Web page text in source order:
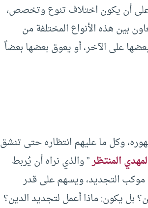
على أن يكون اختلاف تنوع وتخصص،
بين هذه الأنواع المختلفة من
على الآخر، أو يعوق بعضها بعضاً
وكل ما عليهم انتظاره حتى تنشق
المنتظر” والذي نراه أن يُربط
موكب التجديد، ويسهم على قدر
بل يكون: ماذا أعمل لتجديد الدين؟